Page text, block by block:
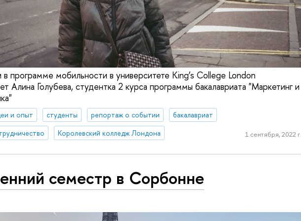
программе мобильности в университете King’s College London
Алина Голубева, студентка 2 курса программы бакалавриата "Маркетинг и
и опыт студенты репортаж о событии
бакалавриат
Королевский колледж Лондона 1 сентября, 2022 г.
семестр в Сорбонне